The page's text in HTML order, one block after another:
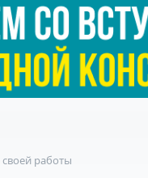
работы